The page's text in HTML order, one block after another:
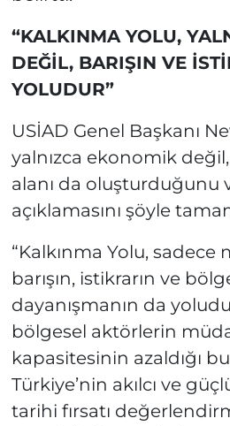
“KALKINMA YOLU,
DEĞİL, BARIŞIN VE
YOLUDUR”
USİAD Genel Başkanı
yalnızca ekonomik
alanı da oluşturduğunu
açıklamasını şöyle
“Kalkınma Yolu, sadece
barışın, istikrarın ve
dayanışmanın da
bölgesel aktörlerin
kapasitesinin azaldığı
Türkiye’nin akılcı ve
tarihi fırsatı